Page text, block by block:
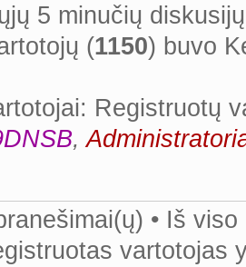
5 minučių
(1150) buvo
Registruotų
,
• Iš viso
vartotojas